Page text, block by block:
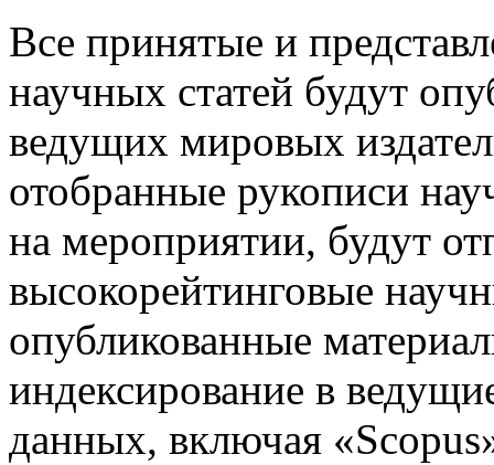
Все принятые и
научных статей будут
ведущих мировых
отобранные рукописи
на мероприятии, будут
высокорейтинговые
опубликованные
индексирование в
данных, включая